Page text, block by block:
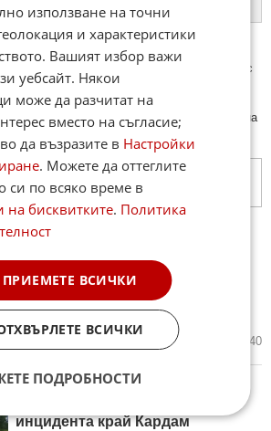
ПУБЛИКУВАЙ
кoмeнтaри и cпaм. Нeкoрeктни
Тaкивa ca тeзи, кoитo cъдържaт
oбиди и нaпaдки, зaплaхи; нямaт връзкa c
нa eзик, рaзличeн oт бългaрcки, което
име. Коментари публикувани с линкове
и външни източници, с изключение на
zaplata.bg, bazar.bg ще бъдат
КОМЕНТИРАНИ
Дрон нахлу в българското
въздушно пространство и се
10 740
Румъния, Русия и Украйна с
инцидента край Кардам
използване на точни
и характеристики
Вашият избор важи
уебсайт. Някои
може да разчитат на
вместо на съгласие;
да възразите в Настройки
. Можете да оттеглите
си по всяко време в
на бисквитките. Политика
ПРИЕМЕТЕ ВСИЧКИ
ВСИЧКИ
ПОДРОБНОСТИ